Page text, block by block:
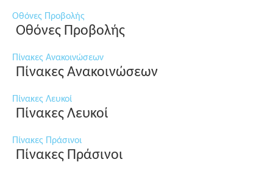
Οθόνες Προβολής
Οθόνες Προβολής
Πίνακες Ανακοινώσεων
Πίνακες Ανακοινώσεων
Πίνακες Λευκοί
Πίνακες Λευκοί
Πίνακες Πράσινοι
Πίνακες Πράσινοι